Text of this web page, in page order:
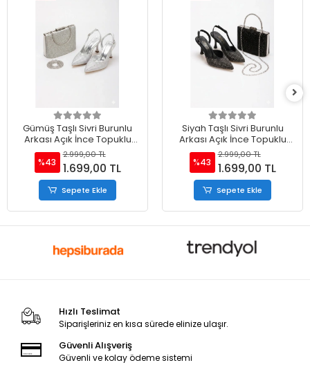
Gümüş Taşlı Sivri Burunlu
Arkası Açık İnce Topuklu
Stiletto ve Çanta Takımı
%43
2.999,00 TL
1.699,00 TL
Sepete Ekle
Siyah Taşlı Sivri Burunlu
Arkası Açık İnce Topuklu
Stiletto ve Çanta Takımı
%43
2.999,00 TL
1.699,00 TL
Sepete Ekle
Hızlı Teslimat
Siparişleriniz en kısa sürede elinize ulaşır.
Güvenli Alışveriş
Güvenli ve kolay ödeme sistemi